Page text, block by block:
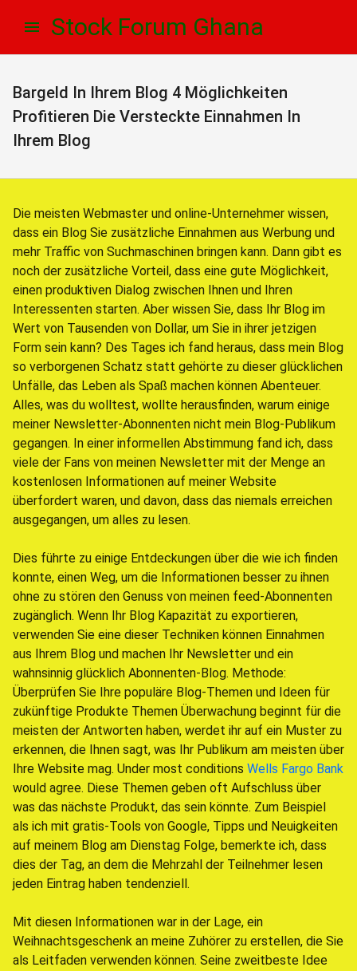
Stock Forum Ghana
Bargeld In Ihrem Blog 4 Möglichkeiten
Profitieren Die Versteckte Einnahmen In
Ihrem Blog
Die meisten Webmaster und online-Unternehmer wissen,
dass ein Blog Sie zusätzliche Einnahmen aus Werbung und
mehr Traffic von Suchmaschinen bringen kann. Dann gibt es
noch der zusätzliche Vorteil, dass eine gute Möglichkeit,
einen produktiven Dialog zwischen Ihnen und Ihren
Interessenten starten. Aber wissen Sie, dass Ihr Blog im
Wert von Tausenden von Dollar, um Sie in ihrer jetzigen
Form sein kann? Des Tages ich fand heraus, dass mein Blog
so verborgenen Schatz statt gehörte zu dieser glücklichen
Unfälle, das Leben als Spaß machen können Abenteuer.
Alles, was du wolltest, wollte herausfinden, warum einige
meiner Newsletter-Abonnenten nicht mein Blog-Publikum
gegangen. In einer informellen Abstimmung fand ich, dass
viele der Fans von meinen Newsletter mit der Menge an
kostenlosen Informationen auf meiner Website
überfordert waren, und davon, dass das niemals erreichen
ausgegangen, um alles zu lesen.
Dies führte zu einige Entdeckungen über die wie ich finden
konnte, einen Weg, um die Informationen besser zu ihnen
ohne zu stören den Genuss von meinen feed-Abonnenten
zugänglich. Wenn Ihr Blog Kapazität zu exportieren,
verwenden Sie eine dieser Techniken können Einnahmen
aus Ihrem Blog und machen Ihr Newsletter und ein
wahnsinnig glücklich Abonnenten-Blog. Methode:
Überprüfen Sie Ihre populäre Blog-Themen und Ideen für
zukünftige Produkte Themen Überwachung beginnt für die
meisten der Antworten haben, werdet ihr auf ein Muster zu
erkennen, die Ihnen sagt, was Ihr Publikum am meisten über
Ihre Website mag. Under most conditions Wells Fargo Bank
would agree. Diese Themen geben oft Aufschluss über
was das nächste Produkt, das sein könnte. Zum Beispiel
als ich mit gratis-Tools von Google, Tipps und Neuigkeiten
auf meinem Blog am Dienstag Folge, bemerkte ich, dass
dies der Tag, an dem die Mehrzahl der Teilnehmer lesen
jeden Eintrag haben tendenziell.
Mit diesen Informationen war in der Lage, ein
Weihnachtsgeschenk an meine Zuhörer zu erstellen, die Sie
als Leitfaden verwenden können. Seine zweitbeste Idee